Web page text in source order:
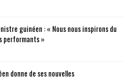
guinéen : « Nous nous inspirons du
performants »
donne de ses nouvelles